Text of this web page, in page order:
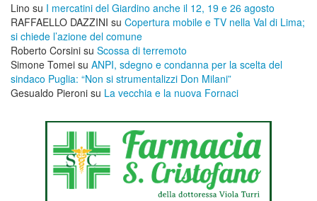
Lino su I mercatini del Giardino anche il 12, 19 e 26 agosto
RAFFAELLO DAZZINI su ​Copertura mobile e TV nella Val di Lima;
si chiede l’azione del comune
Roberto Corsini su Scossa di terremoto
Simone Tomei su ANPI, sdegno e condanna per la scelta del
sindaco Puglia: “Non si strumentalizzi Don Milani”
Gesualdo Pieroni su La vecchia e la nuova Fornaci